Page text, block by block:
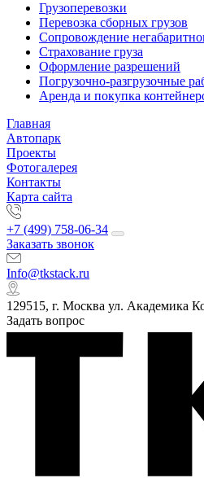
Грузоперевозки
Перевозка сборных грузов
Сопровождение
Страхование груза
Оформление разрешений
Погрузочно-разгрузочные
Аренда и покупка
Главная
Автопарк
Проекты
Фотогалерея
Контакты
Карта сайта
+7 (499) 758-06-34
Заказать звонок
Info@tkstack.ru
129515, г. Москва ул. Академика
Задать вопрос